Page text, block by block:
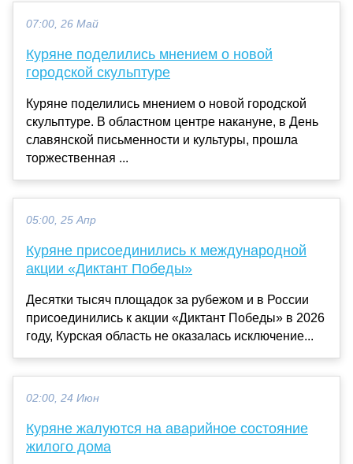
07:00, 26 Май
Куряне поделились мнением о новой
городской скульптуре
Куряне поделились мнением о новой городской
скульптуре. В областном центре накануне, в День
славянской письменности и культуры, прошла
торжественная ...
05:00, 25 Апр
Куряне присоединились к международной
акции «Диктант Победы»
Десятки тысяч площадок за рубежом и в России
присоединились к акции «Диктант Победы» в 2026
году, Курская область не оказалась исключение...
02:00, 24 Июн
Куряне жалуются на аварийное состояние
жилого дома